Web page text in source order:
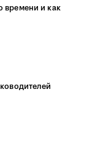
времени и как